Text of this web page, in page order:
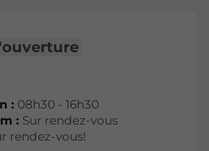
: 08h30 - 16h30
: Sur rendez-vous
rendez-vous!